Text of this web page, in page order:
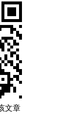
文章